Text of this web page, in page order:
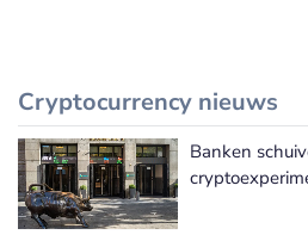
Cryptocurrency nieuws
Banken